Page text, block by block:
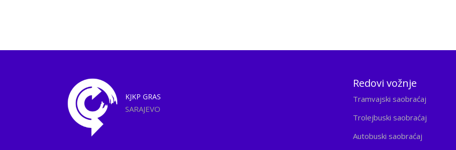
KJKP GRAS
SARAJEVO
Redovi vožnje
Tramvajski saobraćaj
Trolejbuski saobraćaj
Autobuski saobraćaj